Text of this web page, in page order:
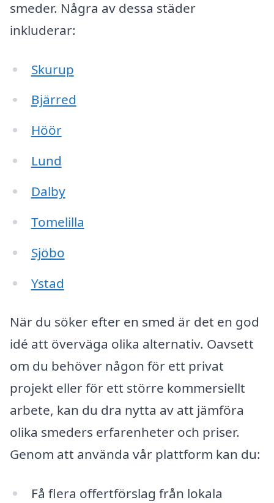
smeder. Några av dessa städer
inkluderar:
Skurup
Bjärred
Höör
Lund
Dalby
Tomelilla
Sjöbo
Ystad
När du söker efter en smed är det en god
idé att överväga olika alternativ. Oavsett
om du behöver någon för ett privat
projekt eller för ett större kommersiellt
arbete, kan du dra nytta av att jämföra
olika smeders erfarenheter och priser.
Genom att använda vår plattform kan du:
Få flera offertförslag från lokala